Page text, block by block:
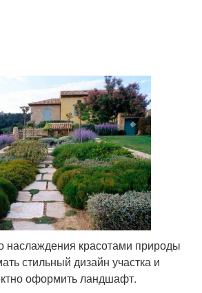
наслаждения красотами природы
стильный дизайн участка и
оформить ландшафт.